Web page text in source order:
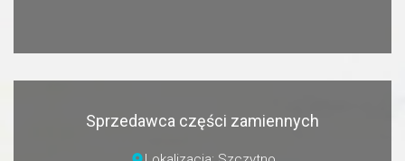
Sprzedawca części zamiennych